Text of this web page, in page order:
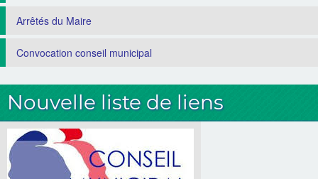
Arrêtés du Maire
Convocation conseil municipal
Nouvelle liste de liens